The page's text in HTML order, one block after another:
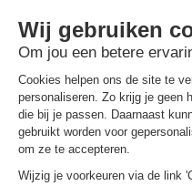
Vodatent Agriturismo
Italië -Lombardije-
Beste aanbieding
Vakantieparken